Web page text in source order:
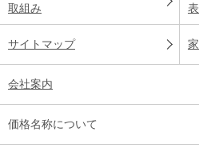
取組み
サイトマップ
会社案内
価格名称について